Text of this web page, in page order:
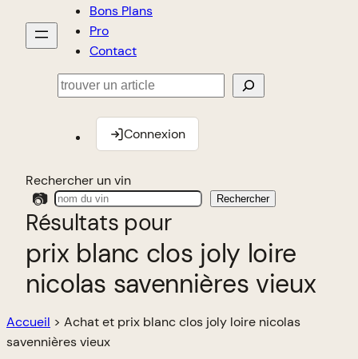
Bons Plans
Pro
Contact
Rechercher
Connexion
Rechercher un vin
📷 Rechercher
Résultats pour
prix blanc clos joly loire
nicolas savennières vieux
Accueil > Achat et prix blanc clos joly loire nicolas
savennières vieux